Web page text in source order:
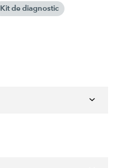
Kit de diagnostic